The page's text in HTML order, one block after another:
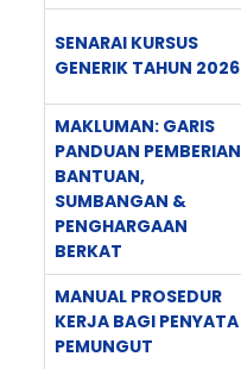
SENARAI KURSUS
GENERIK TAHUN 2026
MAKLUMAN: GARIS
PANDUAN PEMBERIAN
BANTUAN,
SUMBANGAN &
PENGHARGAAN
BERKAT
MANUAL PROSEDUR
KERJA BAGI PENYATA
PEMUNGUT